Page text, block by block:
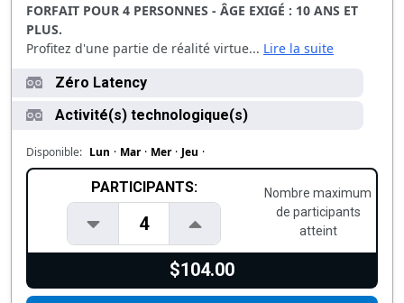
FORFAIT POUR 4 PERSONNES - ÂGE EXIGÉ : 10 ANS ET
PLUS.
Profitez d'une partie de réalité virtue... Lire la suite
Zéro Latency
Activité(s) technologique(s)
Disponible: Lun · Mar · Mer · Jeu ·
PARTICIPANTS:
4
Nombre maximum
de participants
atteint
$104.00